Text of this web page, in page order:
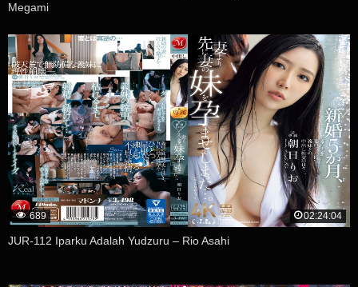
Megami
689 02:24:04
JUR-112 Iparku Adalah Yudzuru – Rio Asahi